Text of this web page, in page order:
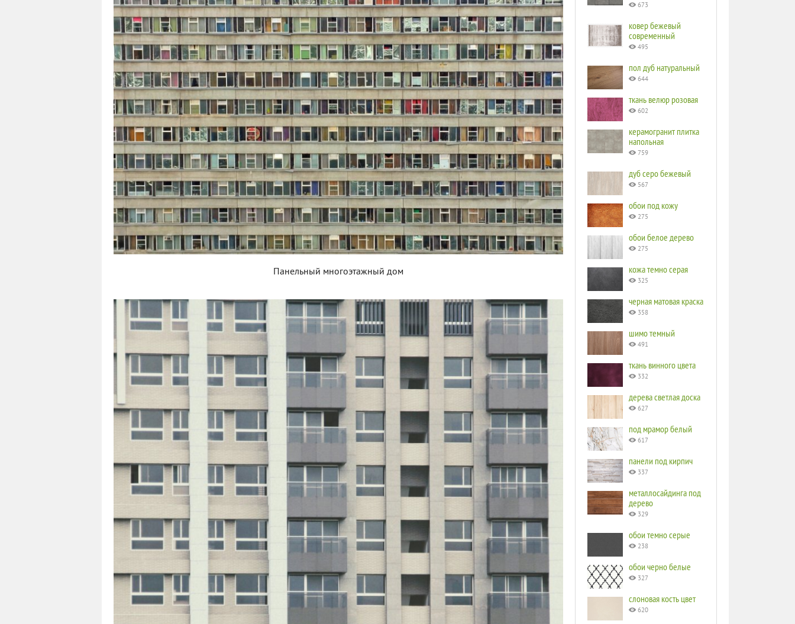
Панельный многоэтажный дом
673
ковер бежевый
современный
495
пол дуб натуральный
644
ткань велюр розовая
602
керамогранит плитка
напольная
759
дуб серо бежевый
567
обои под кожу
275
обои белое дерево
275
кожа темно серая
325
черная матовая краска
358
шимо темный
491
ткань винного цвета
332
дерева светлая доска
627
под мрамор белый
617
панели под кирпич
337
металлосайдинга под
дерево
329
обои темно серые
238
обои черно белые
327
слоновая кость цвет
620